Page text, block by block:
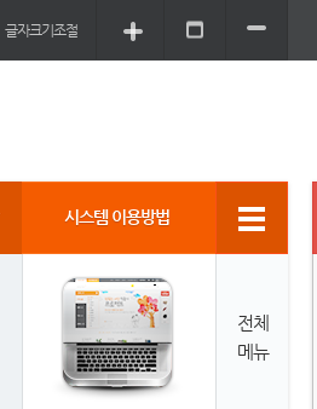
글자크기조절
시스템 이용방법
전체
메뉴